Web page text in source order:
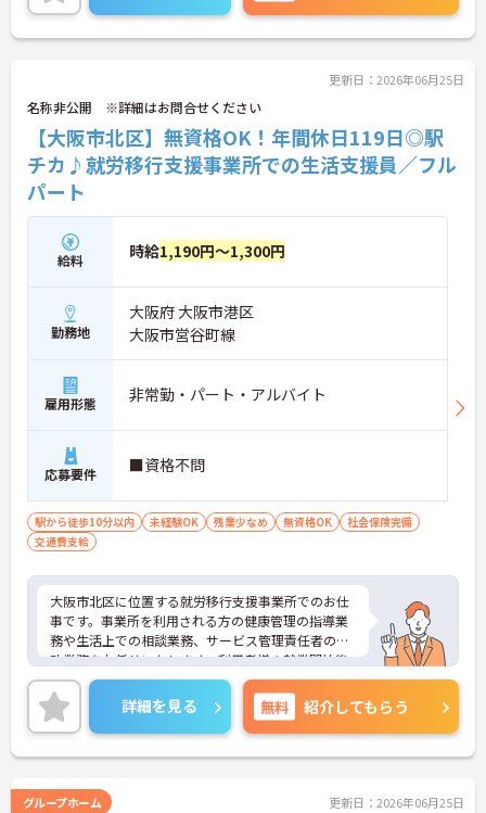
更新日：2026年06月25日
名称非公開 ※詳細はお問合せください
【大阪市北区】無資格OK！年間休日119日◎駅
チカ♪就労移行支援事業所での生活支援員／フル
パート
給料 時給1,190円～1,300円
勤務地
大阪府 大阪市港区
大阪市営谷町線
雇用形態 非常勤・パート・アルバイト
応募要件 ■資格不問
駅から徒歩10分以内 未経験OK 残業少なめ 無資格OK
社会保険完備
交通費支給
大阪市北区に位置する就労移行支援事業所でのお仕
事です。事業所を利用される方の健康管理の指導業
務や生活上での相談業務、サービス管理責任者の補
助業務をお任せいたします。利用者様の就業開始後
も職場定着のサポートを行っていき、とてもやりが
いのあるお仕事です。無資格の方よりチャレンジい
ただけます。最寄駅より徒歩1分の好立地で毎日の通
勤もラクラク♪ご興味のある方には、面接対策ポイ
ントなど、さらに詳細をお話しいたしますのでお気
詳細を見る 無料 紹介してもらう
グループホーム 更新日：2026年06月25日